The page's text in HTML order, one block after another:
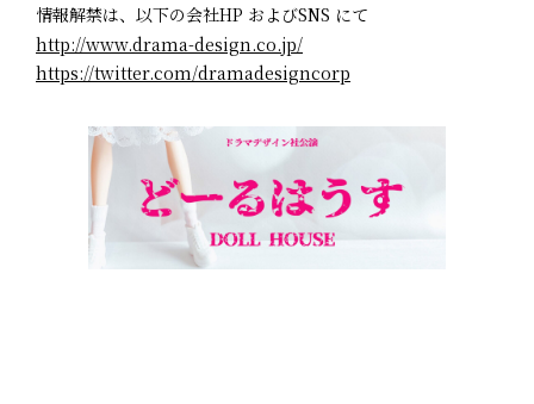
情報解禁は、以下の会社HP およびSNS にて
http://www.drama-design.co.jp/
https://twitter.com/dramadesigncorp